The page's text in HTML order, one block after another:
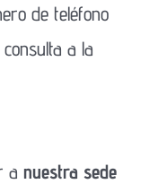
de teléfono
a la
a nuestra sede